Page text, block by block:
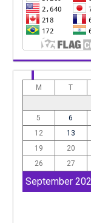
September
M T
5
6
12
13
19
20
26
27